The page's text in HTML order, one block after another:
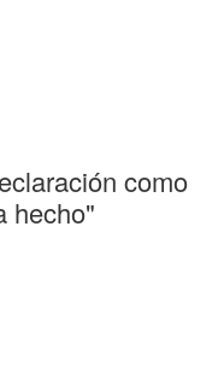
como
hecho"